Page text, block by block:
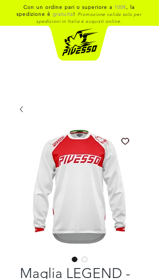
Con un ordine pari o superiore a 100€, la
spedizione ègratuita! Promozione valida solo per
spedizioni in Italia e acquisti online.
Maglia LEGEND -